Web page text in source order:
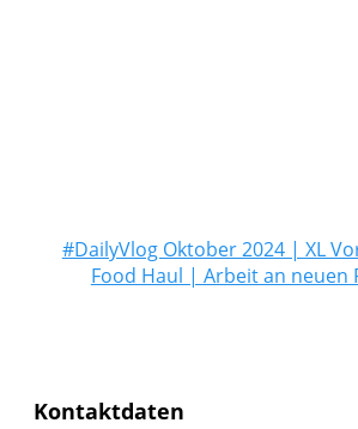
#DailyVlog Oktober 2024 | XL
Food Haul | Arbeit an neuen
Kontaktdaten